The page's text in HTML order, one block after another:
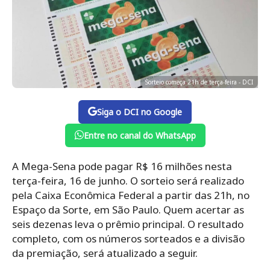
Sorteio começa 21h de terça-feira - DCI
Siga o DCI no Google
Entre no canal do WhatsApp
A Mega-Sena pode pagar R$ 16 milhões nesta
terça-feira, 16 de junho. O sorteio será realizado
pela Caixa Econômica Federal a partir das 21h, no
Espaço da Sorte, em São Paulo. Quem acertar as
seis dezenas leva o prêmio principal. O resultado
completo, com os números sorteados e a divisão
da premiação, será atualizado a seguir.